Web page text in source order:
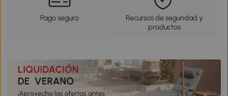
Pago seguro
Recursos de seguridad y
productos